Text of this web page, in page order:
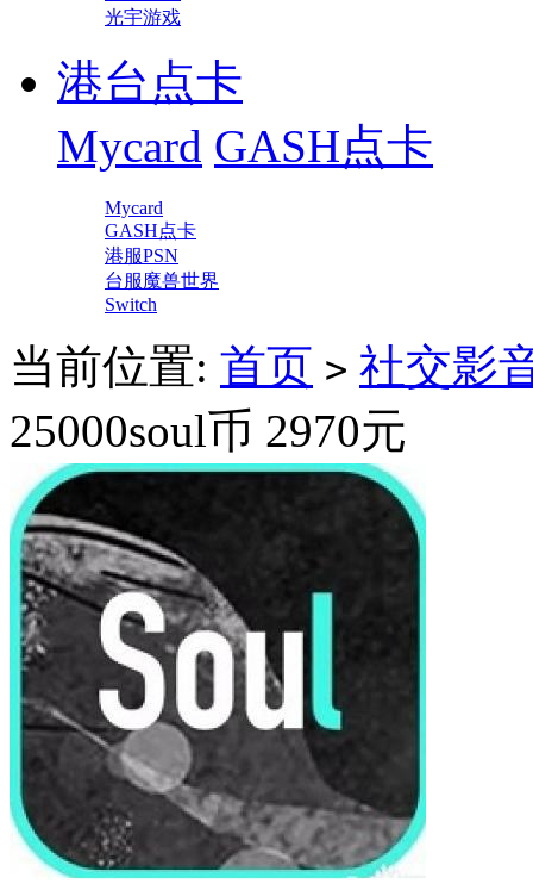
光宇游戏
港台点卡
Mycard GASH点卡
Mycard
GASH点卡
港服PSN
台服魔兽世界
Switch
当前位置: 首页 > 社交影
25000soul币 2970元